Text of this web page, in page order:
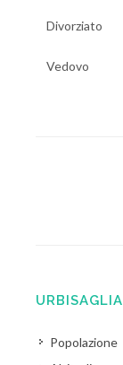
Divorziato
Vedovo
URBISAGLIA
Popolazione